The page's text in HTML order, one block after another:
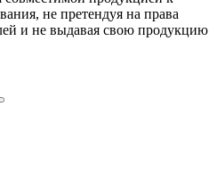
не претендуя на права
и не выдавая свою продукцию